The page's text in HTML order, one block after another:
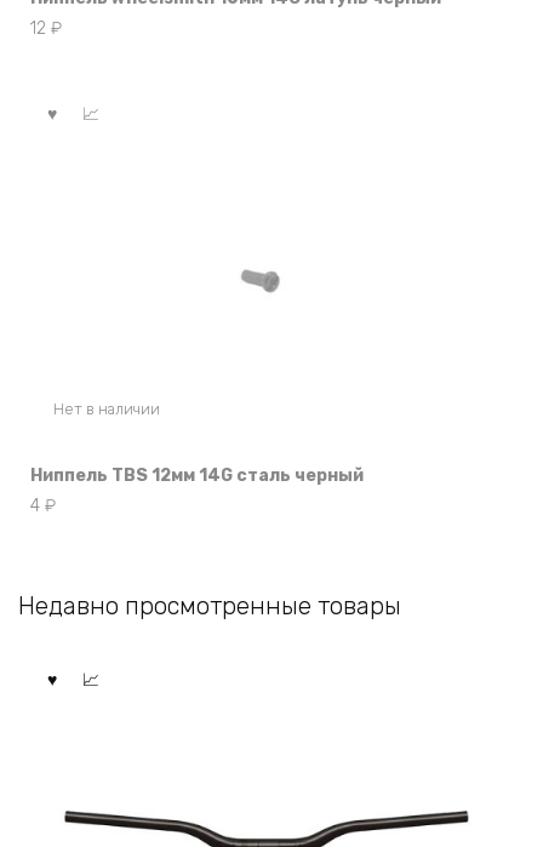
12 ₽
Нет в наличии
Ниппель TBS 12мм 14G сталь черный
4 ₽
Недавно просмотренные товары